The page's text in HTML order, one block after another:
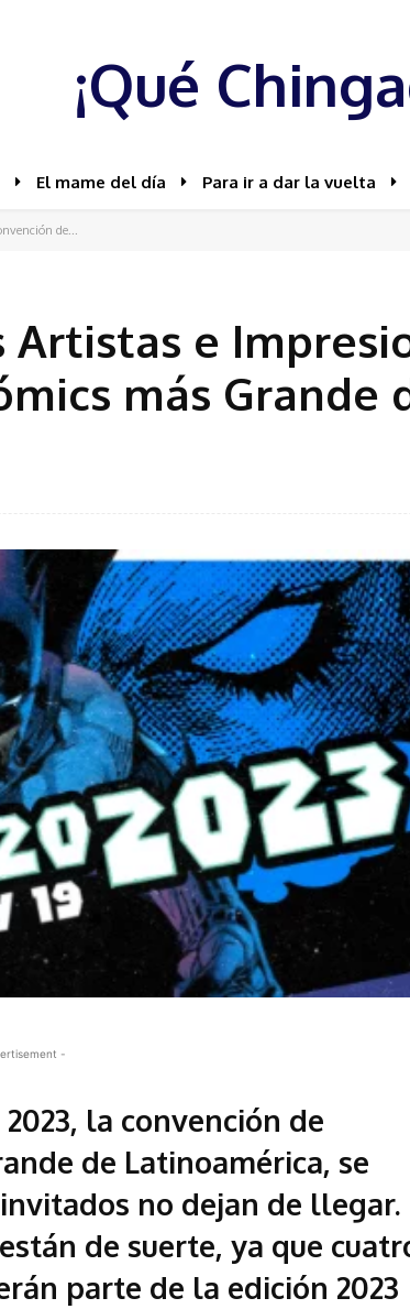
¡Qué
El mame del día Para ir a dar la vuelta
de...
Artistas e
más Grande
-
la convención de
de Latinoamérica, se
no dejan de llegar.
de suerte, ya que
parte de la edición 2023